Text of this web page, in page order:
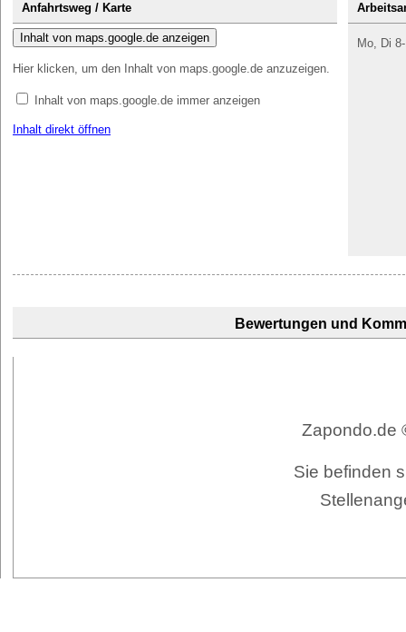
Anfahrtsweg / Karte
Inhalt von maps.google.de anzeigen
Hier klicken, um den Inhalt von maps.google.de anzuzeigen.
Inhalt von maps.google.de immer anzeigen
Inhalt direkt öffnen
Mo, Di
Bewertungen und
Zapondo.de
Sie befinden